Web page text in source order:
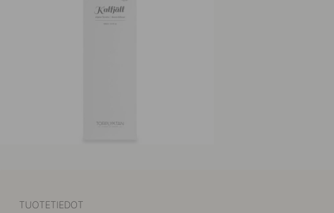
TUOTETIEDOT